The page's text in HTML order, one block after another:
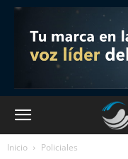
Inicio Policiales